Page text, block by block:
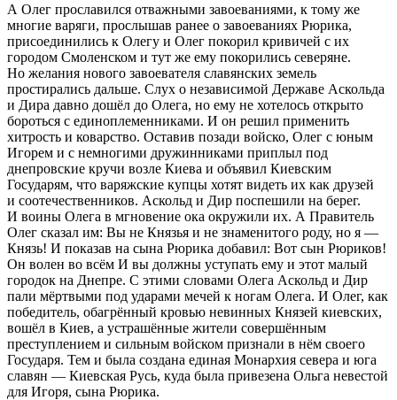
А Олег прославился отважными завоеваниями, к тому же
многие варяги, прослышав ранее о завоеваниях Рюрика,
присоединились к Олегу и Олег покорил кривичей с их
городом Смоленском и тут же ему покорились северяне.
Но желания нового завоевателя славянских земель
простирались дальше. Слух о независимой Державе Аскольда
и Дира давно дошёл до Олега, но ему не хотелось открыто
бороться с единоплеменниками. И он решил применить
хитрость и коварство. Оставив позади войско, Олег с юным
Игорем и с немногими дружинниками приплыл под
днепровские кручи возле Киева и объявил Киевским
Государям, что варяжские купцы хотят видеть их как друзей
и соотечественников. Аскольд и Дир поспешили на берег.
И воины Олега в мгновение ока окружили их. А Правитель
Олег сказал им: Вы не Князья и не знаменитого роду, но я —
Князь! И показав на сына Рюрика добавил: Вот сын Рюриков!
Он волен во всём И вы должны уступать ему и этот малый
городок на Днепре. С этими словами Олега Аскольд и Дир
пали мёртвыми под ударами мечей к ногам Олега. И Олег, как
победитель, обагрённый кровью невинных Князей киевских,
вошёл в Киев, а устрашённые жители совершённым
преступлением и сильным войском признали в нём своего
Государя. Тем и была создана единая Монархия севера и юга
славян — Киевская Русь, куда была привезена Ольга невестой
для Игоря, сына Рюрика.